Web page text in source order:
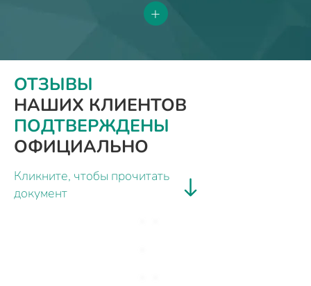
+
ОТЗЫВЫ
НАШИХ КЛИЕНТОВ
ПОДТВЕРЖДЕНЫ
ОФИЦИАЛЬНО
Кликните, чтобы прочитать
документ